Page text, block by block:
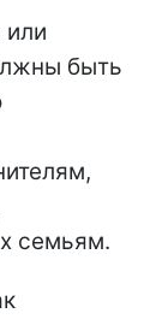
или
быть
семьям.